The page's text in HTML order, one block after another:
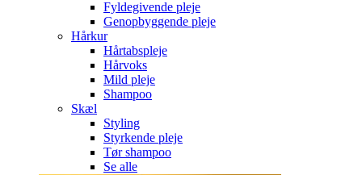
Fyldegivende pleje
Genopbyggende pleje
Hårkur
Hårtabspleje
Hårvoks
Mild pleje
Shampoo
Skæl
Styling
Styrkende pleje
Tør shampoo
Se alle